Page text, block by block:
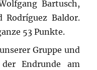
Bartusch,
Rodríguez Baldor.
53 Punkte.
Gruppe und
Endrunde am